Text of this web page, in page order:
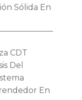
Sólida En
CDT
Del
En